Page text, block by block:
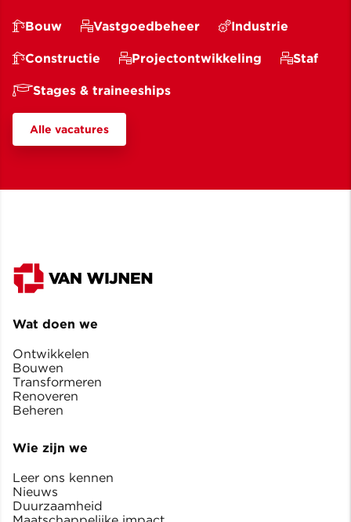
Bouw Vastgoedbeheer Industrie
Constructie Projectontwikkeling Staf
Stages & traineeships
Alle vacatures
Wat doen we
Ontwikkelen
Bouwen
Transformeren
Renoveren
Beheren
Wie zijn we
Leer ons kennen
Nieuws
Duurzaamheid